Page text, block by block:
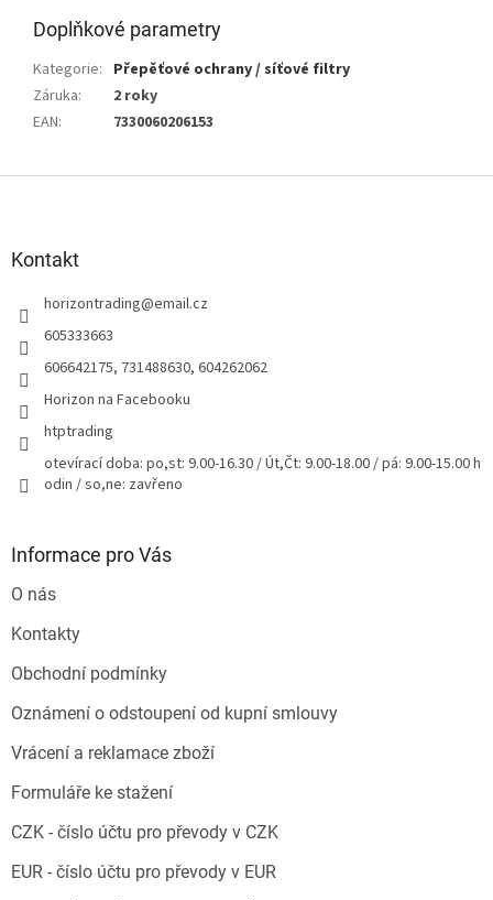
Doplňkové parametry
Kategorie: Přepěťové ochrany / síťové filtry
Záruka:
2 roky
EAN: 7330060206153
Kontakt
horizontrading@email.cz
605333663
606642175, 731488630, 604262062
Horizon na Facebooku
htptrading
otevírací doba: po,st: 9.00-16.30 / Út,Čt: 9.00-18.00 / pá: 9.00-15.00 h
odin / so,ne: zavřeno
Informace pro Vás
O nás
Kontakty
Obchodní podmínky
Oznámení o odstoupení od kupní smlouvy
Vrácení a reklamace zboží
Formuláře ke stažení
CZK - číslo účtu pro převody v CZK
EUR - číslo účtu pro převody v EUR